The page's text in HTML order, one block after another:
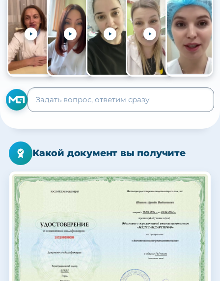
+105
Какой документ вы получите